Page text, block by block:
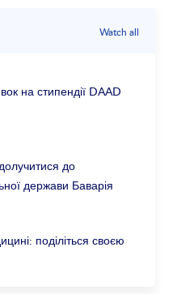
Watch all
на стипендії DAAD
до
держави Баварія
поділіться своєю